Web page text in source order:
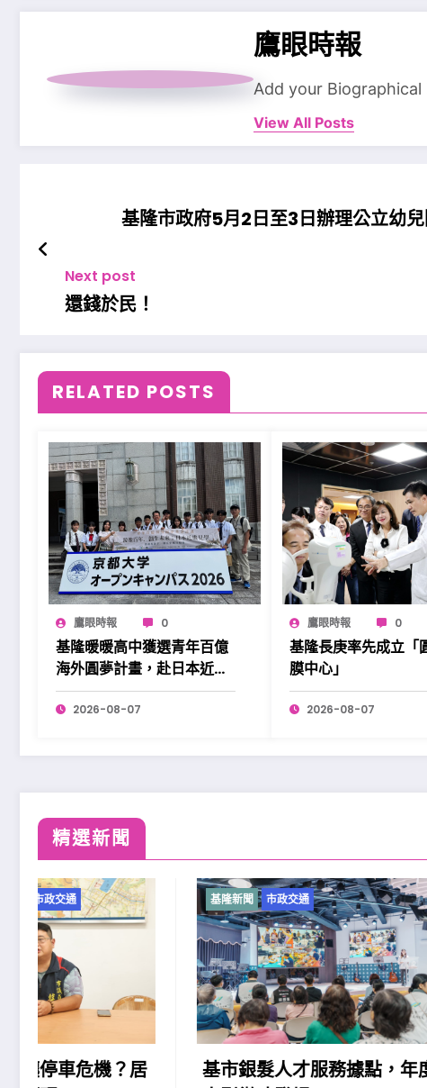
鷹眼時報
Add your
View All Posts
基隆市政府5月2日至3日辦理公立幼
Next post
還錢於民！
RELATED POSTS
鷹眼時報 0
基隆暖暖高中獲選青年百億
海外圓夢計畫，赴日本近畿
展開學習。
2026-08-07
鷹眼時報 0
基隆長庚率先成立「
膜中心」
2026-08-07
精選新聞
基隆新聞 市政交通
基市銀髮人才服務據點，年度
基隆新聞 市政